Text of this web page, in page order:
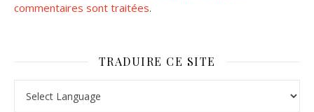
commentaires sont traitées.
TRADUIRE CE SITE